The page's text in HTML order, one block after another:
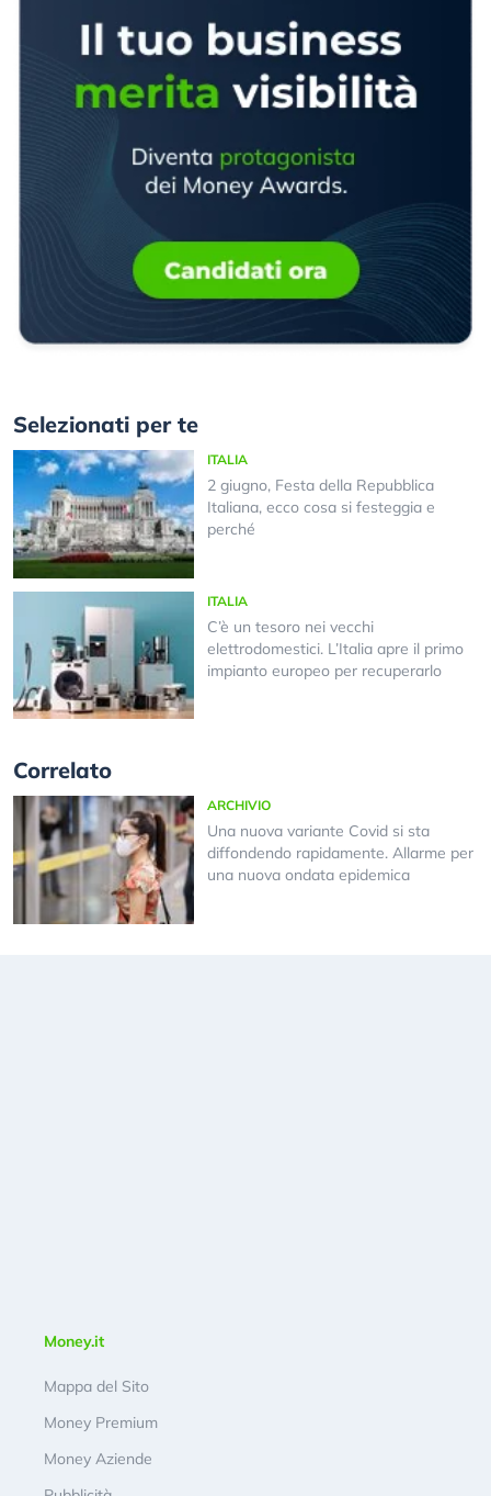
Selezionati per te
ITALIA
2 giugno, Festa della Repubblica
Italiana, ecco cosa si festeggia e
perché
ITALIA
C’è un tesoro nei vecchi
elettrodomestici. L’Italia apre il primo
impianto europeo per recuperarlo
Correlato
ARCHIVIO
Una nuova variante Covid si sta
diffondendo rapidamente. Allarme per
una nuova ondata epidemica
Money.it
Mappa del Sito
Money Premium
Money Aziende